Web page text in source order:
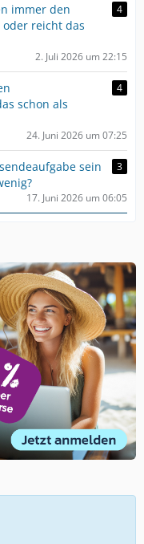
immer den
oder reicht das
4
2. Juli 2026 um 22:15
schon als
4
24. Juni 2026 um 07:25
sein
3
17. Juni 2026 um 06:05